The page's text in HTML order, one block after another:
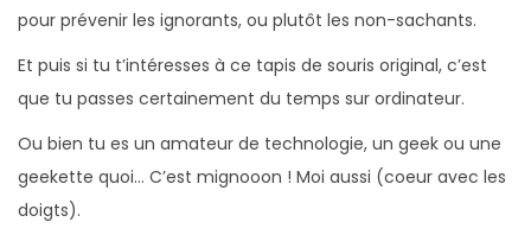
M
u
t
o
n
V
pour prévenir les ignorants, ou plutôt les non-sachants.
Et puis si tu t’intéresses à ce tapis de souris original, c’est
que tu passes certainement du temps sur ordinateur.
Ou bien tu es un amateur de technologie, un geek ou une
geekette quoi… C’est mignooon ! Moi aussi (coeur avec les
doigts).